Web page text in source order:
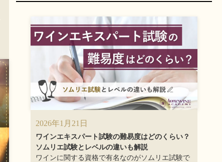
2026年1月21日
ワインエキスパート試験の難易度はどのくらい？
ソムリエ試験とレベルの違いも解説
ワインに関する資格で有名なのがソムリエ試験で